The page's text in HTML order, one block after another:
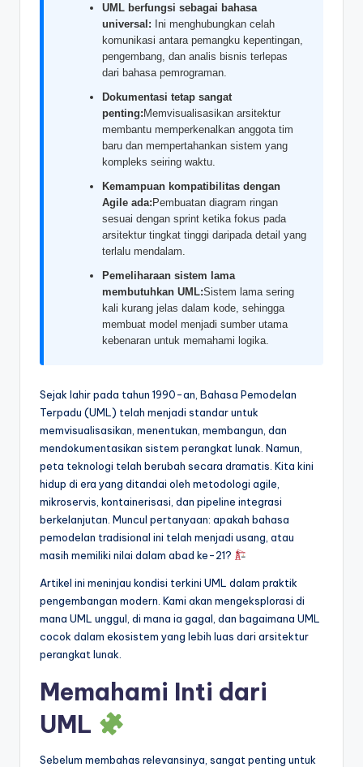
U
p
d
UML berfungsi sebagai bahasa
universal: Ini menghubungkan celah
komunikasi antara pemangku kepentingan,
pengembang, dan analis bisnis terlepas
dari bahasa pemrograman.
Dokumentasi tetap sangat
penting: Memvisualisasikan arsitektur
membantu memperkenalkan anggota tim
baru dan mempertahankan sistem yang
kompleks seiring waktu.
Kemampuan kompatibilitas dengan
Agile ada: Pembuatan diagram ringan
sesuai dengan sprint ketika fokus pada
arsitektur tingkat tinggi daripada detail yang
terlalu mendalam.
Pemeliharaan sistem lama
membutuhkan UML:Sistem lama sering
kali kurang jelas dalam kode, sehingga
membuat model menjadi sumber utama
kebenaran untuk memahami logika.
Sejak lahir pada tahun 1990-an, Bahasa Pemodelan
Terpadu (UML) telah menjadi standar untuk
memvisualisasikan, menentukan, membangun, dan
mendokumentasikan sistem perangkat lunak. Namun,
peta teknologi telah berubah secara dramatis. Kita kini
hidup di era yang ditandai oleh metodologi agile,
mikroservis, kontainerisasi, dan pipeline integrasi
berkelanjutan. Muncul pertanyaan: apakah bahasa
pemodelan tradisional ini telah menjadi usang, atau
masih memiliki nilai dalam abad ke-21?
Artikel ini meninjau kondisi terkini UML dalam praktik
pengembangan modern. Kami akan mengeksplorasi di
mana UML unggul, di mana ia gagal, dan bagaimana UML
cocok dalam ekosistem yang lebih luas dari arsitektur
perangkat lunak.
Memahami Inti dari
UML
Sebelum membahas relevansinya, sangat penting untuk